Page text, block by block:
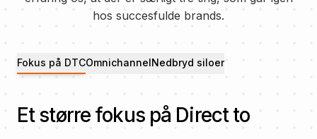
hos succesfulde brands.
Fokus på DTCOmnichannelNedbryd siloer
Et større fokus på Direct to